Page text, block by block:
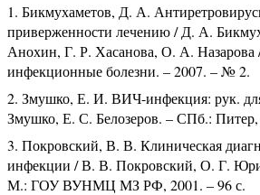
Бикмухаметов, Д. А.
приверженности лечению / Д. А.
Анохин, Г. Р. Хасанова, О. А. Назарова
инфекционные болезни. – 2007. – № 2.
Змушко, Е. И. ВИЧ-инфекция: рук.
Змушко, Е. С. Белозеров. – СПб.: Питер,
Покровский, В. В. Клиническая
инфекции / В. В. Покровский, О. Г.
М.: ГОУ ВУНМЦ МЗ РФ, 2001. – 96 с.